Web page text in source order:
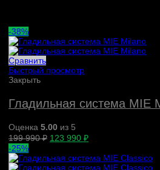
-38%
Сравнить
Быстрый просмотр
Закрыть
Гладильная система MIE
Оценка 5.00 из 5
199 990₽ 123 990 ₽
-25%